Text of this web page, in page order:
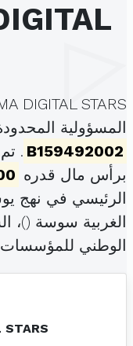
المسؤولية
B159492002
برأس مال قدره
الرئيسي في نهج
الغربية سوسة ()،
الوطني
STARS